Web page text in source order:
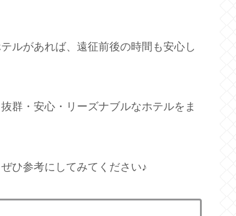
ルがあれば、遠征前後の時間も安心し
群・安心・リーズナブルなホテルをま
ひ参考にしてみてください♪